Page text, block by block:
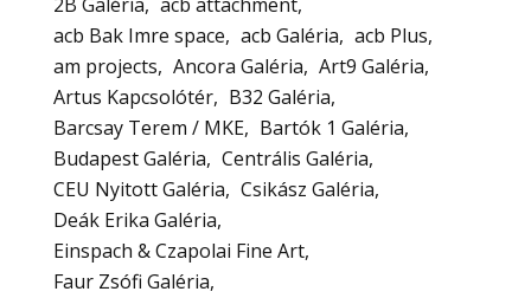
acb Bak Imre space
acb Galéria
acb Plus
am projects
Ancora Galéria
Art9 Galéria
Artus Kapcsolótér
B32 Galéria
Barcsay Terem / MKE
Bartók 1 Galéria
Budapest Galéria
Centrális Galéria
CEU Nyitott Galéria
Csikász Galéria
Deák Erika Galéria
Einspach & Czapolai Fine Art
Faur Zsófi Galéria